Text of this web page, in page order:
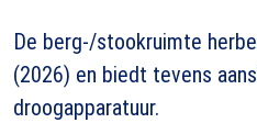
De berg-/stookruimte
(2026) en biedt tevens
droogapparatuur.